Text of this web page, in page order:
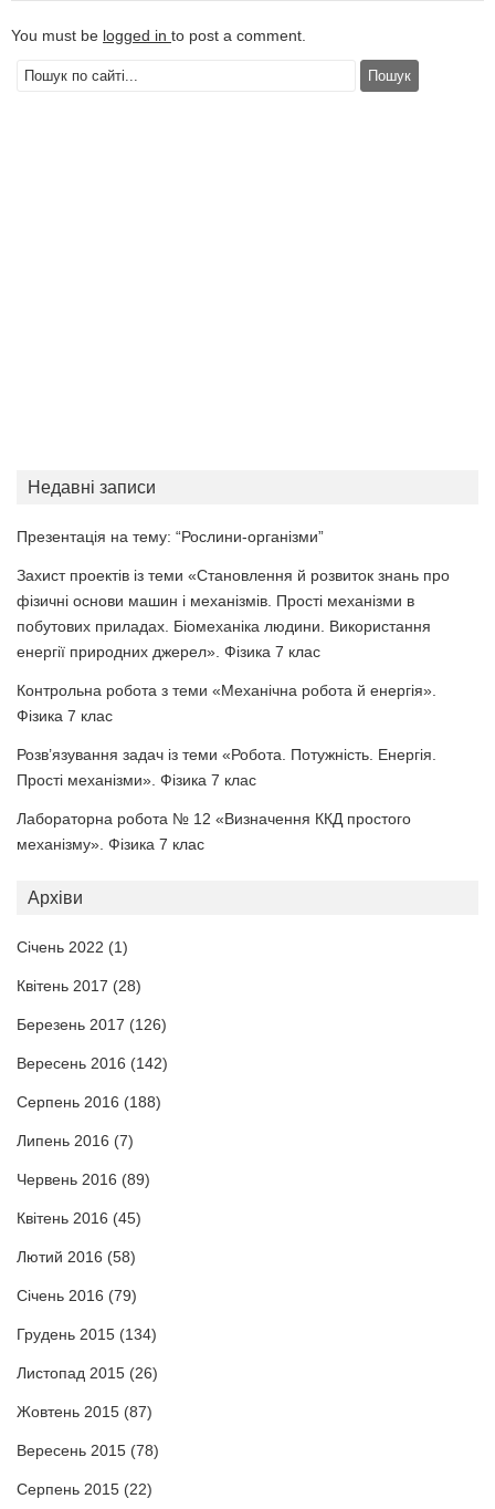
You must be logged in to post a comment.
Недавні записи
Презентація на тему: “Рослини-організми”
Захист проектів із теми «Становлення й розвиток знань про
фізичні основи машин і механізмів. Прості механізми в
побутових приладах. Біомеханіка людини. Використання
енергії природних джерел». Фізика 7 клас
Контрольна робота з теми «Механічна робота й енергія».
Фізика 7 клас
Розв’язування задач із теми «Робота. Потужність. Енергія.
Прості механізми». Фізика 7 клас
Лабораторна робота № 12 «Визначення ККД простого
механізму». Фізика 7 клас
Архіви
Січень 2022 (1)
Квітень 2017 (28)
Березень 2017 (126)
Вересень 2016 (142)
Серпень 2016 (188)
Липень 2016 (7)
Червень 2016 (89)
Квітень 2016 (45)
Лютий 2016 (58)
Січень 2016 (79)
Грудень 2015 (134)
Листопад 2015 (26)
Жовтень 2015 (87)
Вересень 2015 (78)
Серпень 2015 (22)